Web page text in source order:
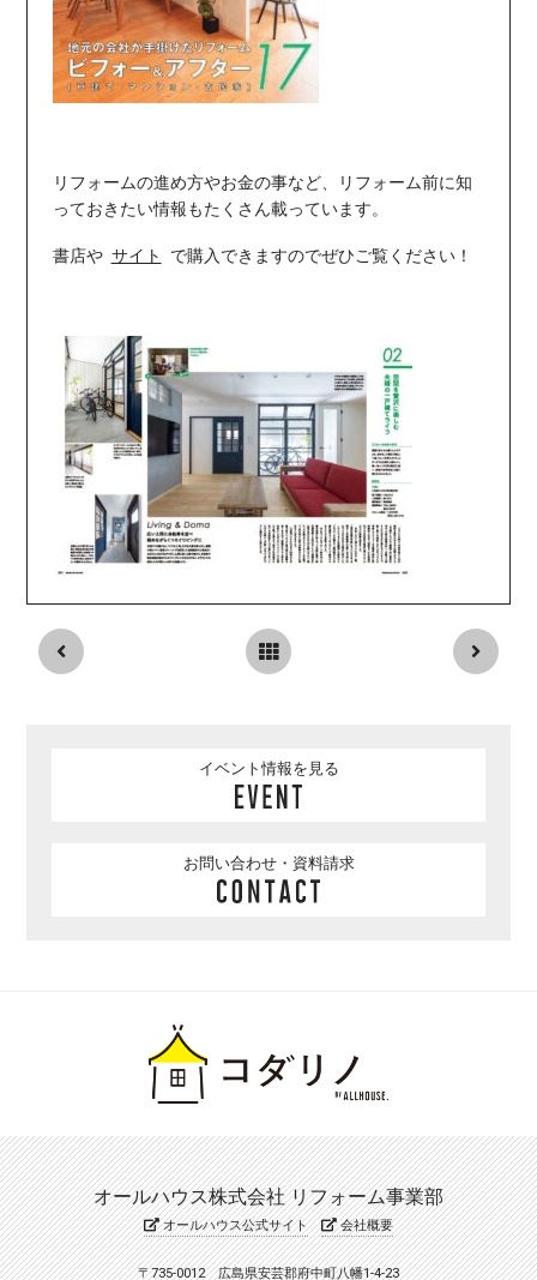
リフォームの進め方やお金の事など、リフォーム前に知
っておきたい情報もたくさん載っています。
書店や サイト で購入できますのでぜひご覧ください！
イベント情報を見る
お問い合わせ・資料請求
オールハウス株式会社 リフォーム事業部
オールハウス公式サイト 会社概要
〒735-0012 広島県安芸郡府中町八幡1-4-23